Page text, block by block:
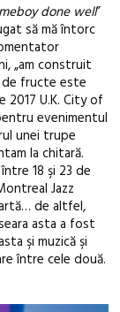
done well”
să mă întorc
„am construit
de fructe este
2017 U.K. City of
evenimentul
unei trupe
la chitară.
18 şi 23 de
Jazz
de altfel,
asta a fost
şi muzică şi
între cele două.